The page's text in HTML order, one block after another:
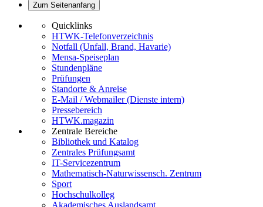
Zum Seitenanfang
Quicklinks
HTWK-Telefonverzeichnis
Notfall (Unfall, Brand, Havarie)
Mensa-Speiseplan
Stundenpläne
Prüfungen
Standorte & Anreise
E-Mail / Webmailer (Dienste intern)
Pressebereich
HTWK.magazin
Zentrale Bereiche
Bibliothek und Katalog
Zentrales Prüfungsamt
IT-Servicezentrum
Mathematisch-Naturwissensch. Zentrum
Sport
Hochschulkolleg
Akademisches Auslandsamt